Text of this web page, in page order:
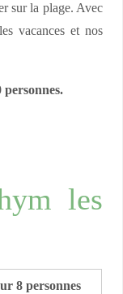
sur la plage. Avec
vacances et nos
les
8 personnes